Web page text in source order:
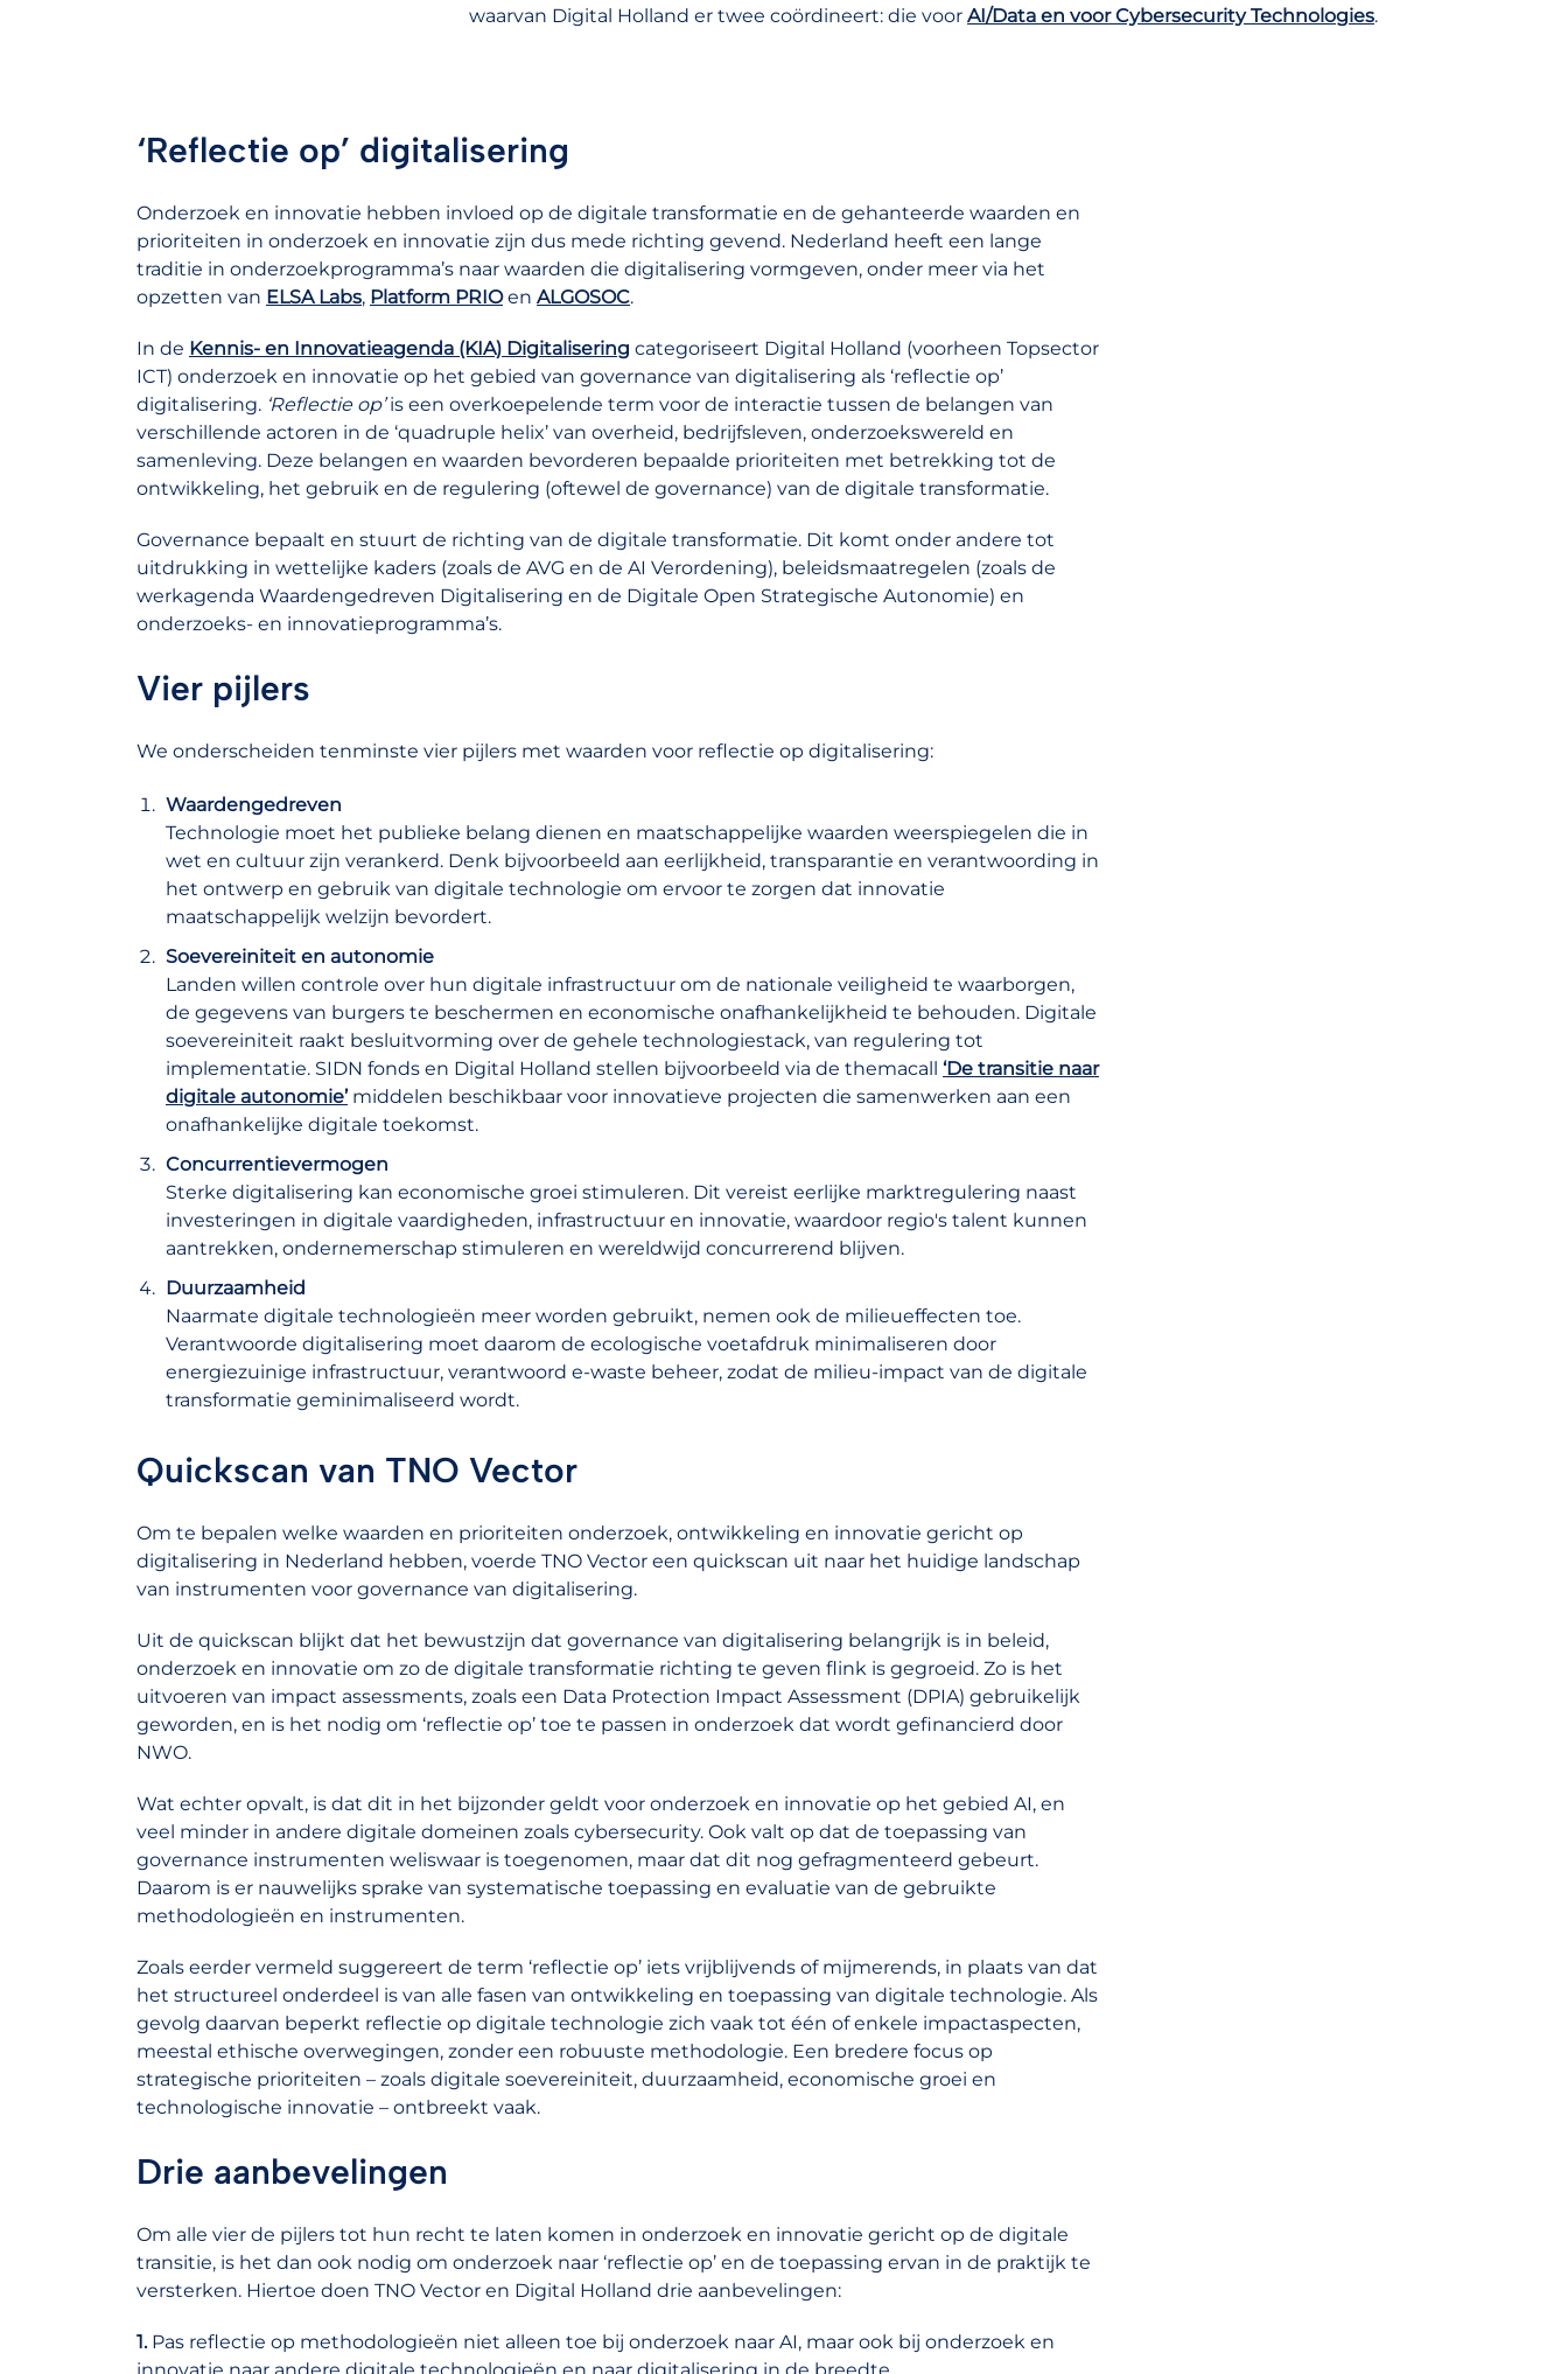
waarvan Digital Holland er twee coördineert: die voor AI/Data en voor Cybersecurity Technologies.
‘Reflectie op’ digitalisering
Onderzoek en innovatie hebben invloed op de digitale transformatie en de gehanteerde waarden en
prioriteiten in onderzoek en innovatie zijn dus mede richting gevend. Nederland heeft een lange
traditie in onderzoekprogramma’s naar waarden die digitalisering vormgeven, onder meer via het
opzetten van ELSA Labs, Platform PRIOen ALGOSOC.
In de Kennis- en Innovatieagenda (KIA) Digitalisering categoriseert Digital Holland (voorheen Topsector
ICT) onderzoek en innovatie op het gebied van governance van digitalisering als ‘reflectie op’
digitalisering. ‘Reflectie op’is een overkoepelende term voor de interactie tussen de belangen van
verschillende actoren in de ‘quadruple helix’ van overheid, bedrijfsleven, onderzoekswereld en
samenleving. Deze belangen en waarden bevorderen bepaalde prioriteiten met betrekking tot de
ontwikkeling, het gebruik en de regulering (oftewel de governance) van de digitale transformatie.
Governance bepaalt en stuurt de richting van de digitale transformatie. Dit komt onder andere tot
uitdrukking in wettelijke kaders (zoals de AVG en de AI Verordening), beleidsmaatregelen (zoals de
werkagenda Waardengedreven Digitalisering en de Digitale Open Strategische Autonomie) en
onderzoeks- en innovatieprogramma’s.
Vier pijlers
We onderscheiden tenminste vier pijlers met waarden voor reflectie op digitalisering:
Waardengedreven
Technologie moet het publieke belang dienen en maatschappelijke waarden weerspiegelen die in
wet en cultuur zijn verankerd. Denk bijvoorbeeld aan eerlijkheid, transparantie en verantwoording in
het ontwerp en gebruik van digitale technologie om ervoor te zorgen dat innovatie
maatschappelijk welzijn bevordert.
Soevereiniteit en autonomie
Landen willen controle over hun digitale infrastructuur om de nationale veiligheid te waarborgen,
de gegevens van burgers te beschermen en economische onafhankelijkheid te behouden. Digitale
soevereiniteit raakt besluitvorming over de gehele technologiestack, van regulering tot
implementatie. SIDN fonds en Digital Holland stellen bijvoorbeeld via de themacall ‘De transitie naar
digitale autonomie’middelen beschikbaar voor innovatieve projecten die samenwerken aan een
onafhankelijke digitale toekomst.
Concurrentievermogen
Sterke digitalisering kan economische groei stimuleren. Dit vereist eerlijke marktregulering naast
investeringen in digitale vaardigheden, infrastructuur en innovatie, waardoor regio's talent kunnen
aantrekken, ondernemerschap stimuleren en wereldwijd concurrerend blijven.
Duurzaamheid
Naarmate digitale technologieën meer worden gebruikt, nemen ook de milieueffecten toe.
Verantwoorde digitalisering moet daarom de ecologische voetafdruk minimaliseren door
energiezuinige infrastructuur, verantwoord e-waste beheer, zodat de milieu-impact van de digitale
transformatie geminimaliseerd wordt.
Quickscan van TNO Vector
Om te bepalen welke waarden en prioriteiten onderzoek, ontwikkeling en innovatie gericht op
digitalisering in Nederland hebben, voerde TNO Vector een quickscan uit naar het huidige landschap
van instrumenten voor governance van digitalisering.
Uit de quickscan blijkt dat het bewustzijn dat governance van digitalisering belangrijk is in beleid,
onderzoek en innovatie om zo de digitale transformatie richting te geven flink is gegroeid. Zo is het
uitvoeren van impact assessments, zoals een Data Protection Impact Assessment (DPIA) gebruikelijk
geworden, en is het nodig om ‘reflectie op’ toe te passen in onderzoek dat wordt gefinancierd door
NWO.
Wat echter opvalt, is dat dit in het bijzonder geldt voor onderzoek en innovatie op het gebied AI, en
veel minder in andere digitale domeinen zoals cybersecurity. Ook valt op dat de toepassing van
governance instrumenten weliswaar is toegenomen, maar dat dit nog gefragmenteerd gebeurt.
Daarom is er nauwelijks sprake van systematische toepassing en evaluatie van de gebruikte
methodologieën en instrumenten.
Zoals eerder vermeld suggereert de term ‘reflectie op’ iets vrijblijvends of mijmerends, in plaats van dat
het structureel onderdeel is van alle fasen van ontwikkeling en toepassing van digitale technologie. Als
gevolg daarvan beperkt reflectie op digitale technologie zich vaak tot één of enkele impactaspecten,
meestal ethische overwegingen, zonder een robuuste methodologie. Een bredere focus op
strategische prioriteiten – zoals digitale soevereiniteit, duurzaamheid, economische groei en
technologische innovatie – ontbreekt vaak.
Drie aanbevelingen
Om alle vier de pijlers tot hun recht te laten komen in onderzoek en innovatie gericht op de digitale
transitie, is het dan ook nodig om onderzoek naar ‘reflectie op’ en de toepassing ervan in de praktijk te
versterken. Hiertoe doen TNO Vector en Digital Holland drie aanbevelingen:
1. Pas reflectie op methodologieën niet alleen toe bij onderzoek naar AI, maar ook bij onderzoek en